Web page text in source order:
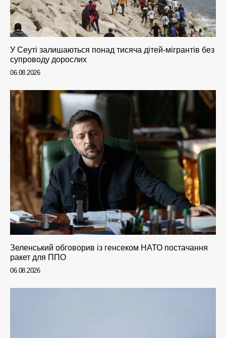
У Сеуті залишаються понад тисяча дітей-мігрантів без
супроводу дорослих
06.08.2026
Зеленський обговорив із генсеком НАТО постачання
ракет для ППО
06.08.2026